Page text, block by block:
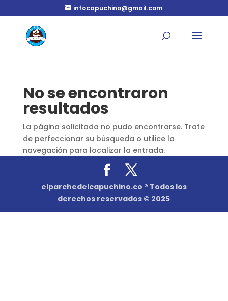
infocapuchino@gmail.com
No se encontraron
resultados
La página solicitada no pudo encontrarse. Trate
de perfeccionar su búsqueda o utilice la
navegación para localizar la entrada.
elparchedelcapuchino.co ® Todos los
derechos reservados © 2025